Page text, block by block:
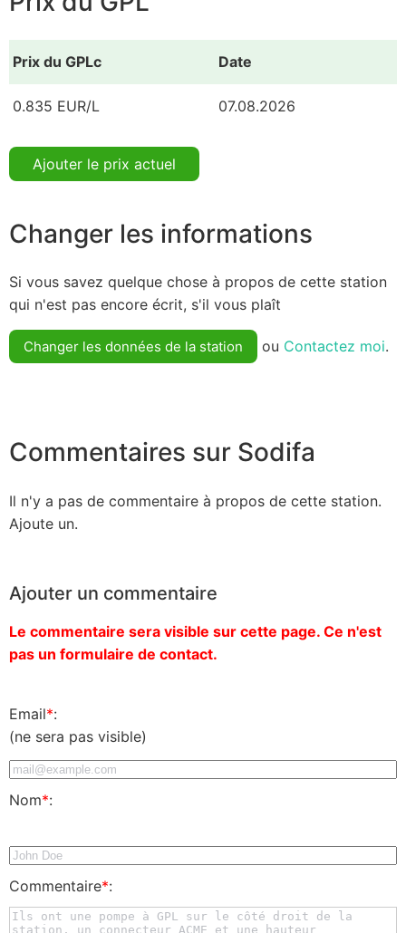
Prix du GPLc Date
0.835 EUR/L 07.08.2026
Ajouter le prix actuel
Changer les informations
Si vous savez quelque chose à propos de cette station
qui n'est pas encore écrit, s'il vous plaît
Changer les données de la station ou Contactez moi.
Commentaires sur Sodifa
Il n'y a pas de commentaire à propos de cette station.
Ajoute un.
Ajouter un commentaire
Le commentaire sera visible sur cette page. Ce n'est
pas un formulaire de contact.
Email*:
(ne sera pas visible)
Nom*:
Commentaire*: